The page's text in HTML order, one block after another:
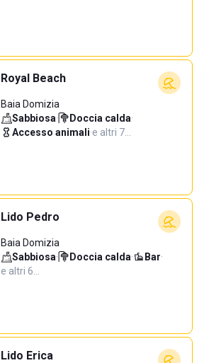
Royal Beach
Baia Domizia
Sabbiosa· Doccia calda·
Accesso animali·e altri 7…
Lido Pedro
Baia Domizia
Sabbiosa· Doccia calda· Bar·
e altri 6…
Lido Erica